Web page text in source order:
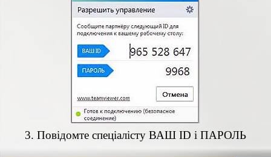
3. Повідомте спеціалісту ВАШ ID і ПАРОЛЬ
3. Повідомте спеціаліста НОМЕР робочого місця
і натисніть ПРИЙНЯТИ